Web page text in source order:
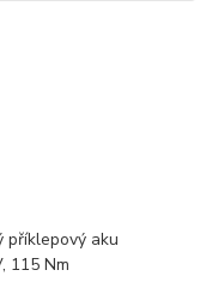
příklepový aku
115 Nm